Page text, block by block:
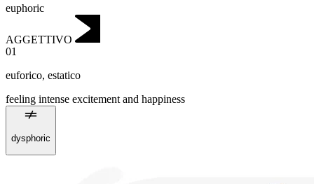
euphoric
AGGETTIVO
01
euforico, estatico
feeling intense excitement and happiness
dysphoric